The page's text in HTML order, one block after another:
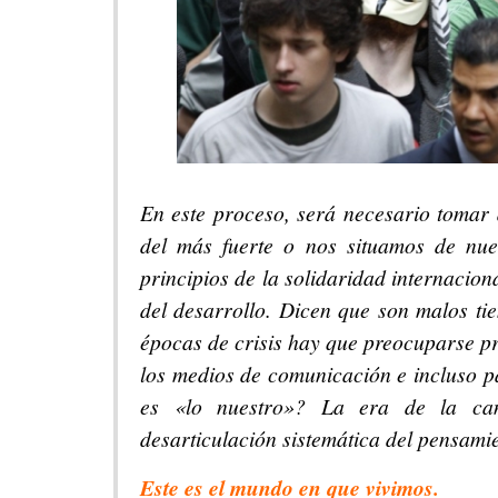
En este proceso, será necesario
del más fuerte o nos situamos de
principios de la solidaridad
del desarrollo. Dicen que son malos
épocas de crisis hay que preocuparse
los medios de comunicación e incluso
es «lo nuestro»? La era de la
desarticulación sistemática del
Este es el mundo en que vivimos.